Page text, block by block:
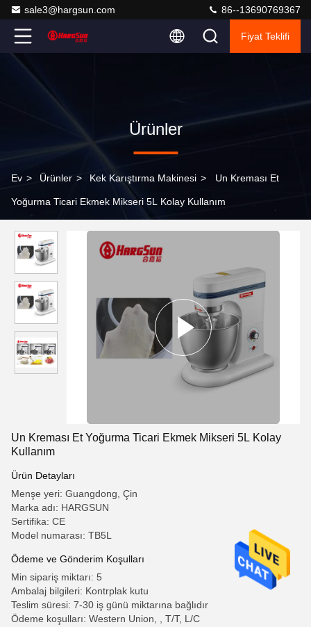
sale3@hargsun.com 86--13690769367
Fiyat Teklifi
Ürünler
Ev > Ürünler > Kek Karıştırma Makinesi > Un Kreması Et
Yoğurma Ticari Ekmek Mikseri 5L Kolay Kullanım
Un Kreması Et Yoğurma Ticari Ekmek Mikseri 5L Kolay
Kullanım
Ürün Detayları
Menşe yeri: Guangdong, Çin
Marka adı: HARGSUN
Sertifika: CE
Model numarası: TB5L
Ödeme ve Gönderim Koşulları
Min sipariş miktarı: 5
Ambalaj bilgileri: Kontrplak kutu
Teslim süresi: 7-30 iş günü miktarına bağlıdır
Ödeme koşulları: Western Union, , T/T, L/C